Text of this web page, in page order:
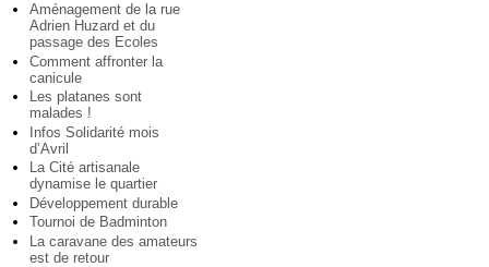
Aménagement de la rue
Adrien Huzard et du
passage des Ecoles
Comment affronter la
canicule
Les platanes sont
malades !
Infos Solidarité mois
d’Avril
La Cité artisanale
dynamise le quartier
Développement durable
Tournoi de Badminton
La caravane des amateurs
est de retour